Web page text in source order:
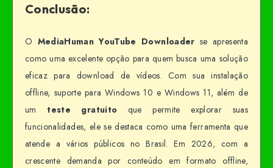
Conclusão:
O MediaHuman YouTube Downloader se apresenta
como uma excelente opção para quem busca uma solução
eficaz para download de vídeos. Com sua instalação
offline, suporte para Windows 10 e Windows 11, além de
umteste gratuito que permite explorar suas
funcionalidades, ele se destaca como uma ferramenta que
atende a vários públicos no Brasil. Em 2026, com a
crescente demanda por conteúdo em formato offline,